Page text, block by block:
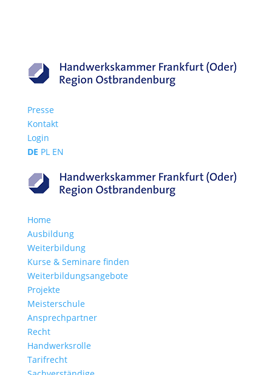
Presse
Kontakt
Login
DE PL EN
Home
Ausbildung
Weiterbildung
Kurse & Seminare finden
Weiterbildungsangebote
Projekte
Meisterschule
Ansprechpartner
Recht
Handwerksrolle
Tarifrecht